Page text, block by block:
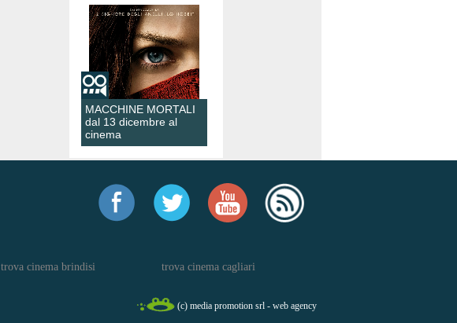
MACCHINE MORTALI
dal 13 dicembre al
cinema
trova cinema brindisi trova cinema cagliari
(c) media promotion srl - web agency